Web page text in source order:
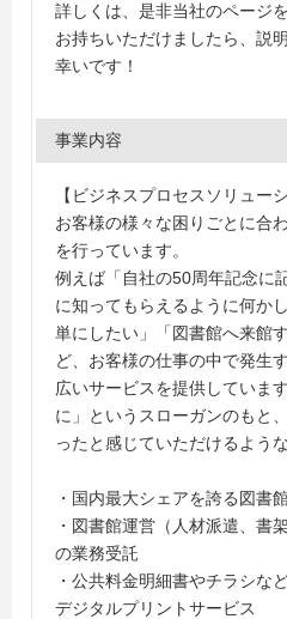
詳しくは、是非当社のページ
お持ちいただけましたら、説
幸いです！
事業内容
【ビジネスプロセスソリュー
お客様の様々な困りごとに合
を行っています。
例えば「自社の50周年記念に
に知ってもらえるように何か
単にしたい」「図書館へ来館
ど、お客様の仕事の中で発生
広いサービスを提供していま
に」というスローガンのもと
ったと感じていただけるよう
・国内最大シェアを誇る図書
・図書館運営（人材派遣、書
の業務受託
・公共料金明細書やチラシな
デジタルプリントサービス